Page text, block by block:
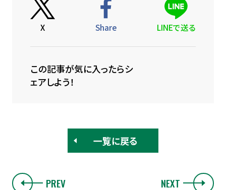
X Share LINEで送る
この記事が気に入ったらシ
ェアしよう！
一覧に戻る
PREV NEXT